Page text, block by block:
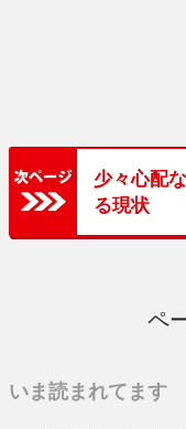
少々心配
る現状
ペ
いま読まれてます